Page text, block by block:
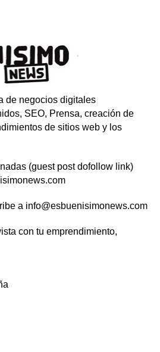
de negocios digitales
SEO, Prensa, creación de
de sitios web y los
(guest post dofollow link)
a info@esbuenisimonews.com
con tu emprendimiento,